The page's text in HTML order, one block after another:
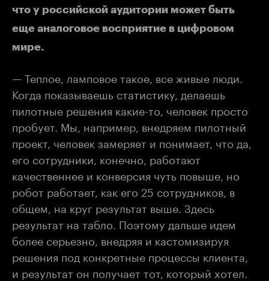
что у российской аудитории может быть
еще аналоговое восприятие в цифровом
мире.
— Теплое, ламповое такое, все живые люди.
Когда показываешь статистику, делаешь
пилотные решения какие-то, человек просто
пробует. Мы, например, внедряем пилотный
проект, человек замеряет и понимает, что да,
его сотрудники, конечно, работают
качественнее и конверсия чуть повыше, но
робот работает, как его 25 сотрудников, в
общем, на круг результат выше. Здесь
результат на табло. Поэтому дальше идем
более серьезно, внедряя и кастомизируя
решения под конкретные процессы клиента,
и результат он получает тот, который хотел.